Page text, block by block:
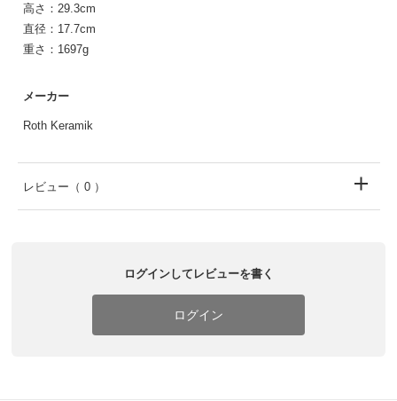
高さ：29.3cm
直径：17.7cm
重さ：1697g
メーカー
Roth Keramik
レビュー （ 0 ）
ログインしてレビューを書く
ログイン